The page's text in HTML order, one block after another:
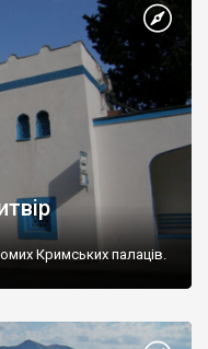
Кримських палаців.